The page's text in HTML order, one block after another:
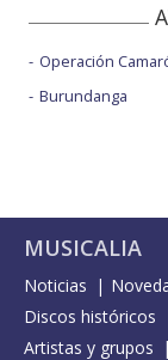
Operación
Burundanga
MUSICALIA
Noticias
Discos históricos
Artistas y grupos